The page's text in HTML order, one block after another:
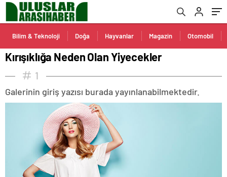
Bilim & Teknoloji Doğa Hayvanlar Magazin Otomobil
Kırışıklığa Neden Olan Yiyecekler
1
Galerinin giriş yazısı burada yayınlanabilmektedir.